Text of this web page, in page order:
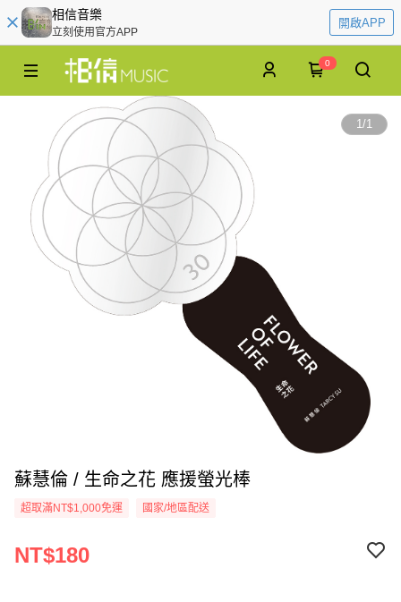
相信音樂
立刻使用官方APP
開啟APP
0
1/1
蘇慧倫 / 生命之花 應援螢光棒
超取滿NT$1,000免運 國家/地區配送
NT$180